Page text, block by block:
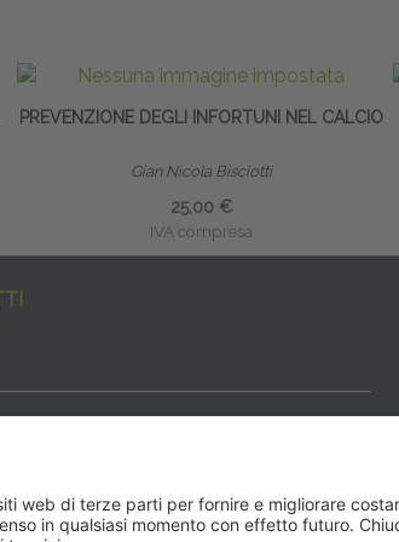
PREVENZIONE DEGLI INFORTUNI NEL CALCIO
Gian Nicola Bisciotti
25,00 €
IVA compresa
dell’evento ideale